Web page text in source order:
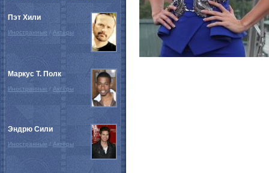
Пэт Хили
Иностранные / Актёры
Маркус Т. Полк
Иностранные / Актёры
Эндрю Сили
Иностранные / Актёры